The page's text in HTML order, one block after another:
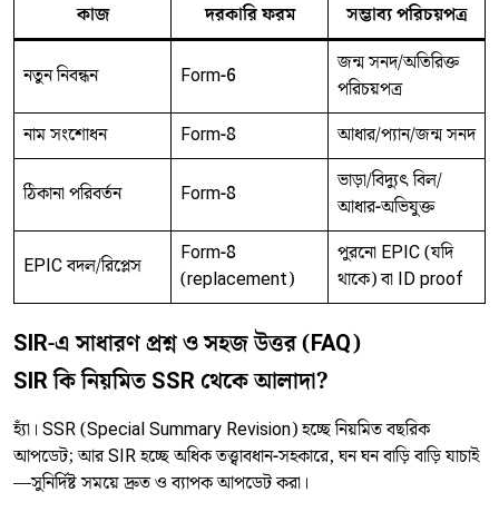
কাজ দরকারি ফরম সম্ভাব্য পরিচয়পত্র
নতুন নিবন্ধন Form-6
জন্ম সনদ/অতিরিক্ত
পরিচয়পত্র
নাম সংশোধন
Form-8 আধার/প্যান/জন্ম সনদ
ঠিকানা পরিবর্তন Form-8
ভাড়া/বিদ্যুৎ বিল/
আধার-অভিযুক্ত
EPIC বদল/রিপ্লেস
Form-8
(replacement)
পুরনো EPIC (যদি
থাকে) বা ID proof
SIR-এ সাধারণ প্রশ্ন ও সহজ উত্তর (FAQ)
SIR কি নিয়মিত SSR থেকে আলাদা?
হ্যাঁ। SSR (Special Summary Revision) হচ্ছে নিয়মিত বছরিক
আপডেট; আর SIR হচ্ছে অধিক তত্ত্বাবধান-সহকারে, ঘন ঘন বাড়ি বাড়ি যাচাই
—সুনির্দিষ্ট সময়ে দ্রুত ও ব্যাপক আপডেট করা।